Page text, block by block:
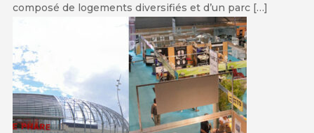
composé de logements diversifiés et d’un parc […]